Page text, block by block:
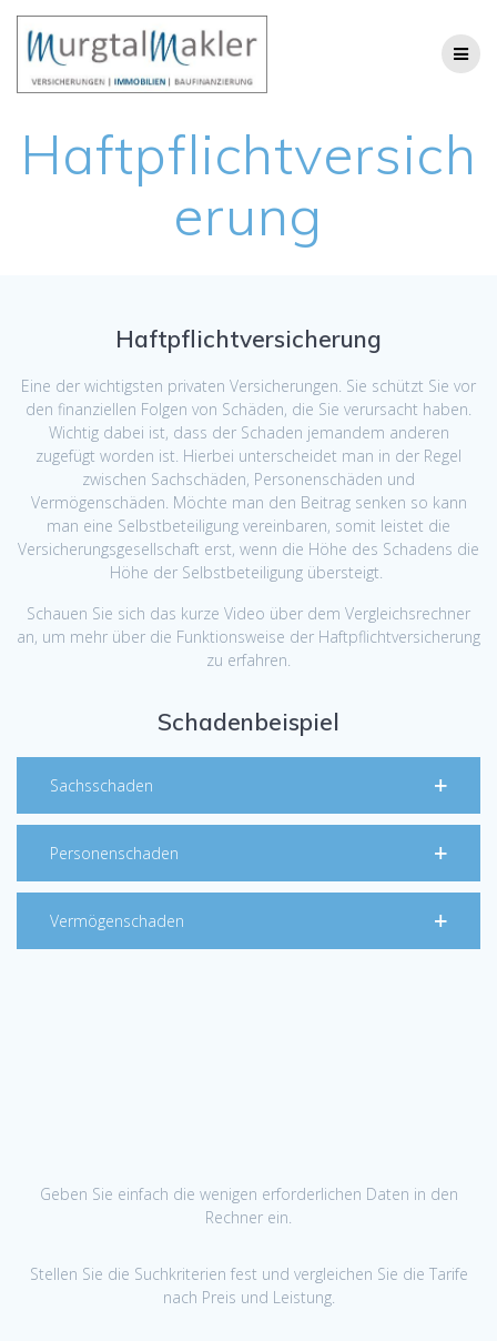
Skip
to
content
Haftpflichtversich
erung
Haftpflichtversicherung
Eine der wichtigsten privaten Versicherungen. Sie schützt Sie vor
den finanziellen Folgen von Schäden, die Sie verursacht haben.
Wichtig dabei ist, dass der Schaden jemandem anderen
zugefügt worden ist. Hierbei unterscheidet man in der Regel
zwischen Sachschäden, Personenschäden und
Vermögenschäden. Möchte man den Beitrag senken so kann
man eine Selbstbeteiligung vereinbaren, somit leistet die
Versicherungsgesellschaft erst, wenn die Höhe des Schadens die
Höhe der Selbstbeteiligung übersteigt.
Schauen Sie sich das kurze Video über dem Vergleichsrechner
an, um mehr über die Funktionsweise der Haftpflichtversicherung
zu erfahren.
Schadenbeispiel
Sachsschaden
Personenschaden
Vermögenschaden
Geben Sie einfach die wenigen erforderlichen Daten in den
Rechner ein.
Stellen Sie die Suchkriterien fest und vergleichen Sie die Tarife
nach Preis und Leistung.